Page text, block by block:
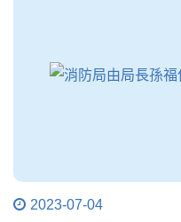
2023-07-04